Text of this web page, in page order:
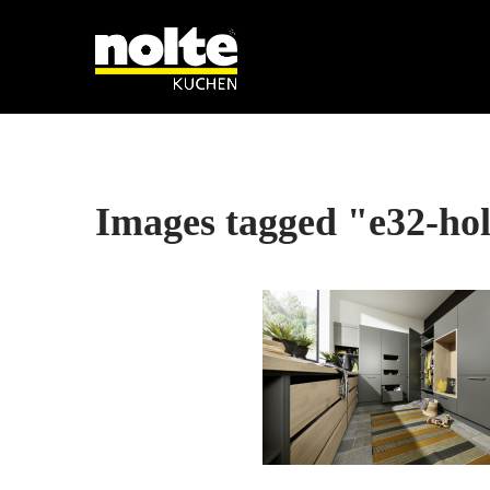
Images tagged "e32-